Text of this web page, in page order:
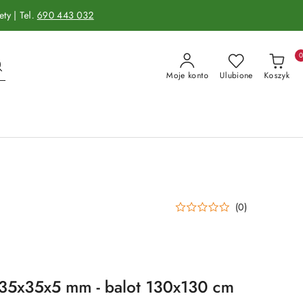
| Tel.690 443 032
Moje konto Ulubione Koszyk
0
(0)
mm - balot 130x130 cm